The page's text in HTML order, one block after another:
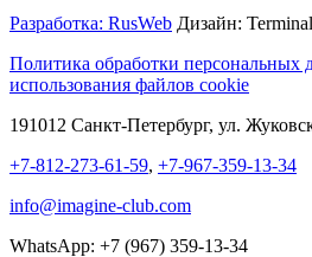
Разработка: RusWeb Дизайн:
Политика обработки персональных
использования файлов cookie
191012 Санкт-Петербург, ул.
+7-812-273-61-59, +7-967-359-13-34
info@imagine-club.com
WhatsApp: +7 (967) 359-13-34